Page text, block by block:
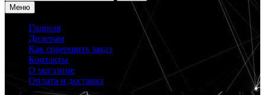
Меню
Главная
Дилерам
Как совершить заказ
Контакты
О магазине
Оплата и доставка